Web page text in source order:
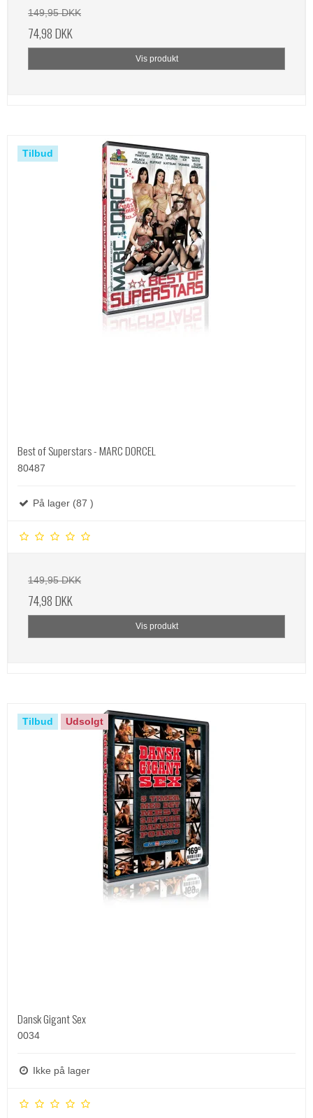
149,95 DKK
74,98 DKK
Vis produkt
Tilbud
Best of Superstars - MARC DORCEL
80487
På lager (87 )
149,95 DKK
74,98 DKK
Vis produkt
Tilbud Udsolgt
Dansk Gigant Sex
0034
Ikke på lager